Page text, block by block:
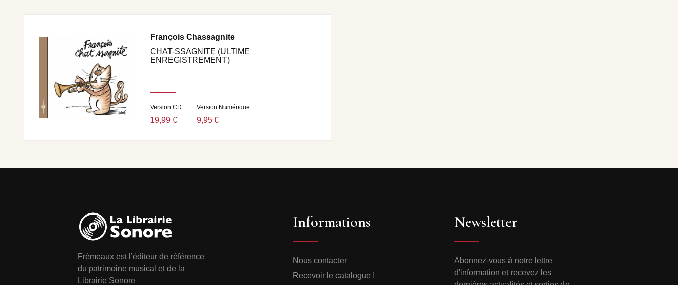
François Chassagnite
CHAT-SSAGNITE (ULTIME
ENREGISTREMENT)
Version CD
19,99 €
Version Numérique
9,95 €
Frémeaux est l’éditeur de référence
du patrimoine musical et de la
Librairie Sonore
Informations
Nous contacter
Recevoir le catalogue !
Newsletter
Abonnez-vous à notre lettre
d'information et recevez les